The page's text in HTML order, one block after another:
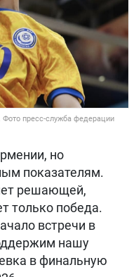
пресс-служба федерации
но
показателям.
решающей,
только победа.
встречи в
нашу
в финальную